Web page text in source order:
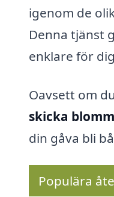
igenom de
Denna tjänst
enklare för
Oavsett om
skicka
din gåva bli
Populära